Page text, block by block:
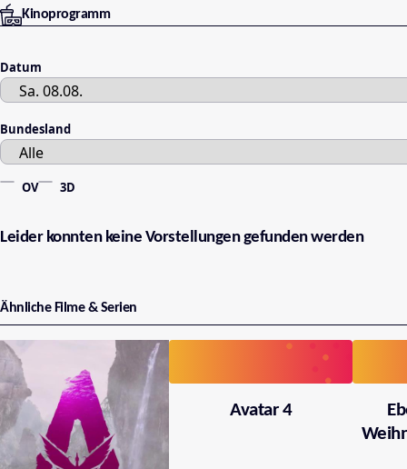
Kinoprogramm
Datum
Bundesland
OV 3D
Leider konnten keine Vorstellungen gefunden werden
Ähnliche Filme & Serien
Avatar 4